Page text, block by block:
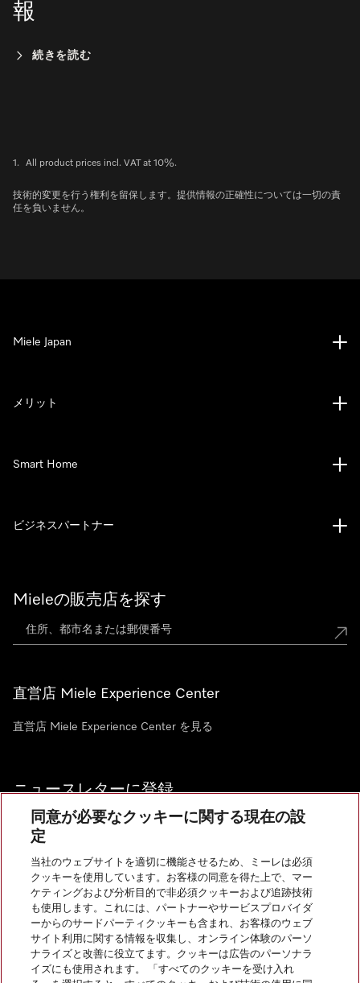
報
続きを読む
1. All product prices incl. VAT at 10%.
技術的変更を行う権利を留保します。提供情報の正確性については一切の責
任を負いません。
Mieleの販売店を探す
直営店 Miele Experience Center
直営店 Miele Experience Center を見る
ニュースレターに登録
お問い合わせ
Miele Japan
メリット
Smart Home
ビジネスパートナー
InstagramのMiele
YoutubeのMiele
同意が必要なクッキーに関する現在の設
定
当社のウェブサイトを適切に機能させるため、ミーレは必須
クッキーを使用しています。お客様の同意を得た上で、マー
ケティングおよび分析目的で非必須クッキーおよび追跡技術
も使用します。これには、パートナーやサービスプロバイダ
ーからのサードパーティクッキーも含まれ、お客様のウェブ
サイト利用に関する情報を収集し、オンライン体験のパーソ
ナライズと改善に役立てます。クッキーは広告のパーソナラ
イズにも使用されます。 「すべてのクッキーを受け入れ